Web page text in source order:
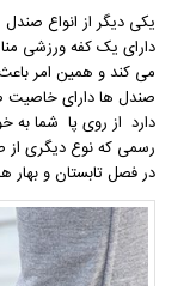
یکی دیگر از انواع
دارای یک کفه ورزشی
می کند و همین امر
صندل ها دارای خاصیت
دارد از روی پا شما
رسمی که نوع دیگری از
در فصل تابستان و بهار